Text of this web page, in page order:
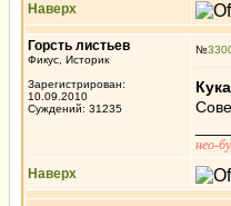
Наверх
Горсть листьев
Фикус, Историк
Зарегистрирован:
10.09.2010
Суждений: 31235
№
нео-
Наверх